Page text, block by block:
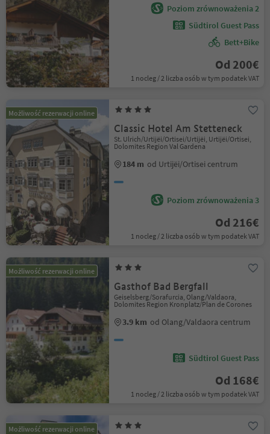
Poziom zrównoważenia 2
Südtirol Guest Pass
Bett+Bike
Od 200€
1 nocleg / 2 liczba osób w tym podatek VAT
Możliwość rezerwacji online
Classic Hotel Am Stetteneck
St. Ulrich/Urtijëi/Ortisei/Urtijëi, Urtijëi/Ortisei,
Dolomites Region Val Gardena
184 m od Urtijëi/Ortisei centrum
Poziom zrównoważenia 3
Od 216€
1 nocleg / 2 liczba osób w tym podatek VAT
Możliwość rezerwacji online
Gasthof Bad Bergfall
Geiselsberg/Sorafurcia, Olang/Valdaora,
Dolomites Region Kronplatz/Plan de Corones
3.9 km od Olang/Valdaora centrum
Südtirol Guest Pass
Od 168€
1 nocleg / 2 liczba osób w tym podatek VAT
Możliwość rezerwacji online